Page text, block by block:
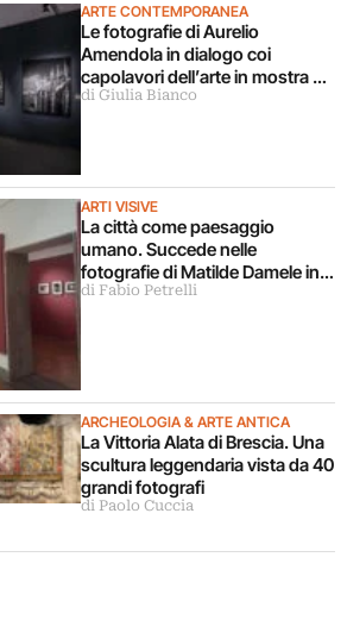
ARTE CONTEMPORANEA
Le fotografie di Aurelio
Amendola in dialogo coi
capolavori dell’arte in mostra a
Milano
di Giulia Bianco
ARTI VISIVE
La città come paesaggio
umano. Succede nelle
fotografie di Matilde Damele in
mostra a Roma
di Fabio Petrelli
ARCHEOLOGIA & ARTE ANTICA
La Vittoria Alata di Brescia. Una
scultura leggendaria vista da 40
grandi fotografi
di Paolo Cuccia